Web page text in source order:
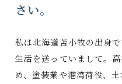
さい。
私は北海道苫小牧の出身
生活を送っていまして。
め、塗装業や港湾荷役、